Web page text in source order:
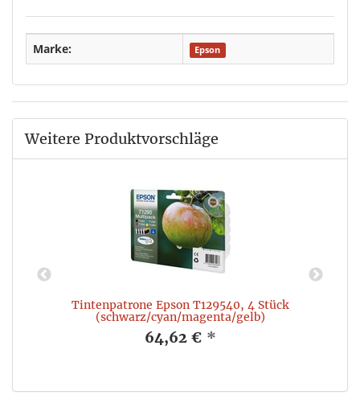
Marke: Epson
Weitere Produktvorschläge
Tintenpatrone Epson T129540, 4 Stück
(schwarz/cyan/magenta/gelb)
64,62 € *